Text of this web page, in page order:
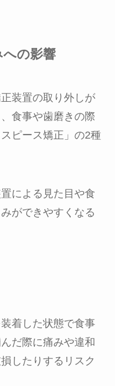
への影響
装置の取り外しが
食事や歯磨きの際
ピース矯正」の2種
による見た目や食
ができやすくなる
着した状態で食事
だ際に痛みや違和
したりするリスク